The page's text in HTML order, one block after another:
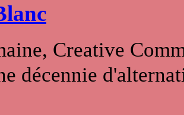
Creative
décennie